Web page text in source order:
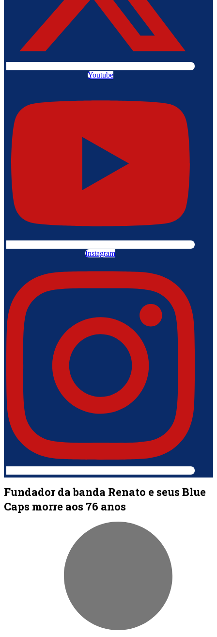
Youtube
Instagram
Fundador da banda Renato e seus Blue
Caps morre aos 76 anos